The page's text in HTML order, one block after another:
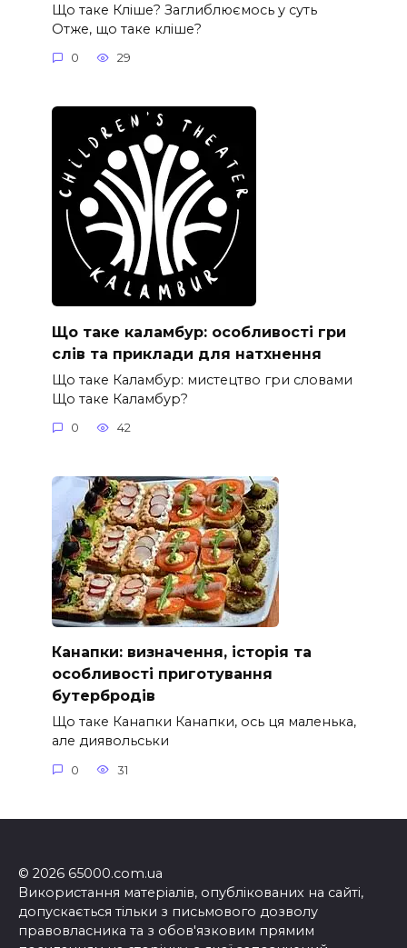
Що таке Кліше? Заглиблюємось у суть
Отже, що таке кліше?
0 29
Що таке каламбур: особливості гри
слів та приклади для натхнення
Що таке Каламбур: мистецтво гри словами
Що таке Каламбур?
0 42
Канапки: визначення, історія та
особливості приготування
бутербродів
Що таке Канапки Канапки, ось ця маленька,
але диявольськи
0 31
© 2026 65000.com.ua
Використання матеріалів, опублікованих на сайті,
допускається тільки з письмового дозволу
правовласника та з обов'язковим прямим